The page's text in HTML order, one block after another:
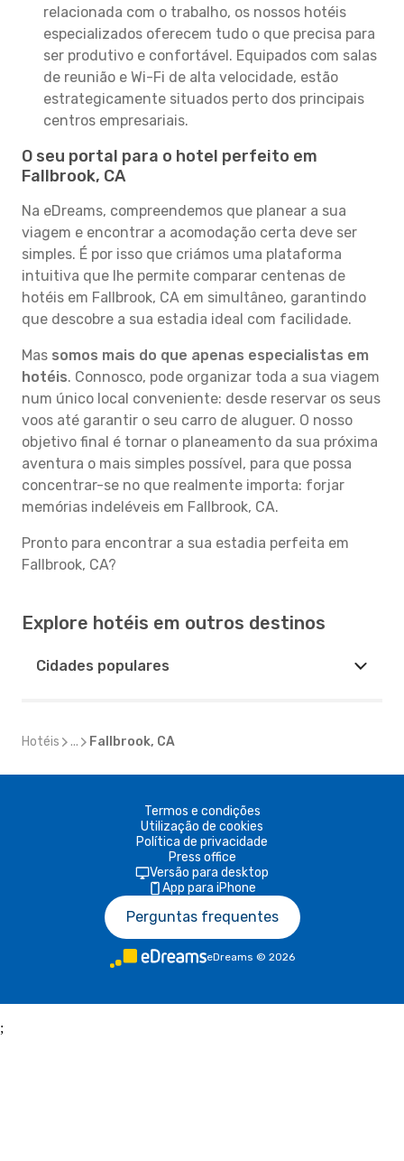
relacionada com o trabalho, os nossos hotéis
especializados oferecem tudo o que precisa para
ser produtivo e confortável. Equipados com salas
de reunião e Wi-Fi de alta velocidade, estão
estrategicamente situados perto dos principais
centros empresariais.
O seu portal para o hotel perfeito em
Fallbrook, CA
Na eDreams, compreendemos que planear a sua
viagem e encontrar a acomodação certa deve ser
simples. É por isso que criámos uma plataforma
intuitiva que lhe permite comparar centenas de
hotéis em Fallbrook, CA em simultâneo, garantindo
que descobre a sua estadia ideal com facilidade.
Mas somos mais do que apenas especialistas em
hotéis. Connosco, pode organizar toda a sua viagem
num único local conveniente: desde reservar os seus
voos até garantir o seu carro de aluguer. O nosso
objetivo final é tornar o planeamento da sua próxima
aventura o mais simples possível, para que possa
concentrar-se no que realmente importa: forjar
memórias indeléveis em Fallbrook, CA.
Pronto para encontrar a sua estadia perfeita em
Fallbrook, CA?
Explore hotéis em outros destinos
Cidades populares
Hotéis ... Fallbrook, CA
Termos e condições
Utilização de cookies
Política de privacidade
Press office
Versão para desktop
App para iPhone
Perguntas frequentes
eDreams © 2026
;